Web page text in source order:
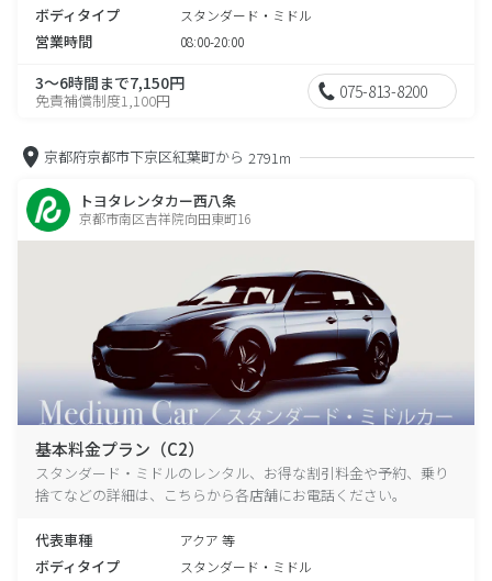
ボディタイプ スタンダード・ミドル
営業時間 08:00-20:00
3～6時間まで7,150円
免責補償制度1,100円 075-813-8200
京都府京都市下京区紅葉町から 2791m
トヨタレンタカー西八条
京都市南区吉祥院向田東町16
基本料金プラン（C2）
スタンダード・ミドルのレンタル、お得な割引料金や予約、乗り
捨てなどの詳細は、こちらから各店舗にお電話ください。
代表車種 アクア 等
ボディタイプ スタンダード・ミドル